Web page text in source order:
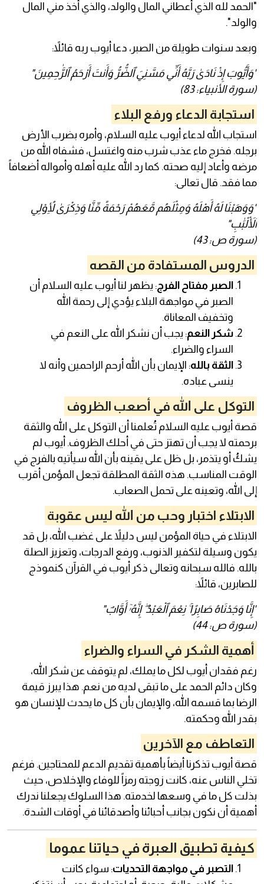
"الحمد لله الذي أعطاني المال والولد، والذي أخذ مني المال
والولد".
وبعد سنوات طويلة من الصبر، دعا أيوب ربه قائلاً:
"وَأَيُّوبَ إِذْ نَادَىٰ رَبَّهُ أَنِّي مَسَّنِيَ ٱلضُّرُّ وَأَنتَ أَرْحَمُ ٱلرَّٰحِمِينَ"
(سورة الأنبياء: 83)
استجابة الدعاء ورفع البلاء
استجاب الله لدعاء أيوب عليه السلام، وأمره بضرب الأرض
برجله. فخرج ماء عذب شرب منه واغتسل، فشفاه الله من
مرضه وأعاد إليه صحته. كما رد الله عليه أهله وأمواله أضعافاً
مما فقد. قال تعالى:
"وَوَهَبْنَا لَهُ أَهْلَهُ وَمِثْلَهُم مَّعَهُمْ رَحْمَةً مِّنَّا وَذِكْرَىٰ لِأُوْلِي
ٱلْأَلْبَٰبِ"
(سورة ص: 43)
الدروس المستفادة من القصه
الصبر مفتاح الفرج: يظهر لنا أيوب عليه السلام أن
الصبر في مواجهة البلاء يؤدي إلى رحمة الله
وتخفيف المعاناة.
شكر النعم: يجب أن نشكر الله على النعم في
السراء والضراء.
الثقة بالله: الإيمان بأن الله أرحم الراحمين وأنه لا
ينسى عباده.
التوكل على الله في أصعب الظروف
قصة أيوب عليه السلام تُعلمنا أن التوكل على الله والثقة
برحمته لا يجب أن تهتز حتى في أحلك الظروف. أيوب لم
يشكُ أو يتذمر، بل ظل على يقينه بأن الله سيأتيه بالفرج في
الوقت المناسب. هذه الثقة المطلقة تجعل المؤمن أقرب
إلى الله، وتعينه على تحمل الصعاب.
الابتلاء اختبار وحب من الله ليس عقوبة
الابتلاء في حياة المؤمن ليس دليلاً على غضب الله، بل قد
يكون وسيلة لتكفير الذنوب، ورفع الدرجات، وتعزيز الصلة
بالله. فالله سبحانه وتعالى ذكر أيوب في القرآن كنموذج
للصابرين، قائلاً:
"إِنَّا وَجَدْنَاهُ صَابِرًا ۚ نِعْمَ ٱلْعَبْدُ ۖ إِنَّهُۥٓ أَوَّابٌ"
(سورة ص: 44)
أهمية الشكر في السراء والضراء
رغم فقدان أيوب لكل ما يملك، لم يتوقف عن شكر الله،
وكان دائم الحمد على ما تبقى لديه من نعم. هذا يبرز قيمة
الرضا بما قسمه الله، والإيمان بأن كل ما يحدث للإنسان هو
بقدر الله وحكمته.
التعاطف مع الآخرين
قصة أيوب تذكرنا أيضاً بأهمية تقديم الدعم للمحتاجين. فرغم
تخلي الناس عنه، كانت زوجته رمزاً للوفاء والإخلاص، حيث
بذلت كل ما في وسعها لخدمته. هذا السلوك يجعلنا ندرك
أهمية أن نكون بجانب أحبائنا وأصدقائنا في أوقات الشدة.
كيفية تطبيق العبرة في حياتنا عموما
التصبر في مواجهة التحديات: سواء كانت